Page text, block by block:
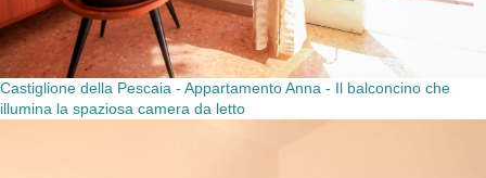
Castiglione della Pescaia - Appartamento Anna - Il balconcino che
illumina la spaziosa camera da letto